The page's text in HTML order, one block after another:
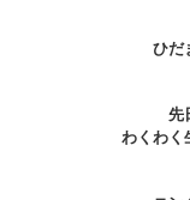
ひだ
先
わくわく